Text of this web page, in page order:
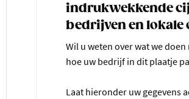
indrukwekkende
bedrijven en lokale
Wil u weten over wat we
hoe uw bedrijf in dit plaatje
Laat hieronder uw gegevens